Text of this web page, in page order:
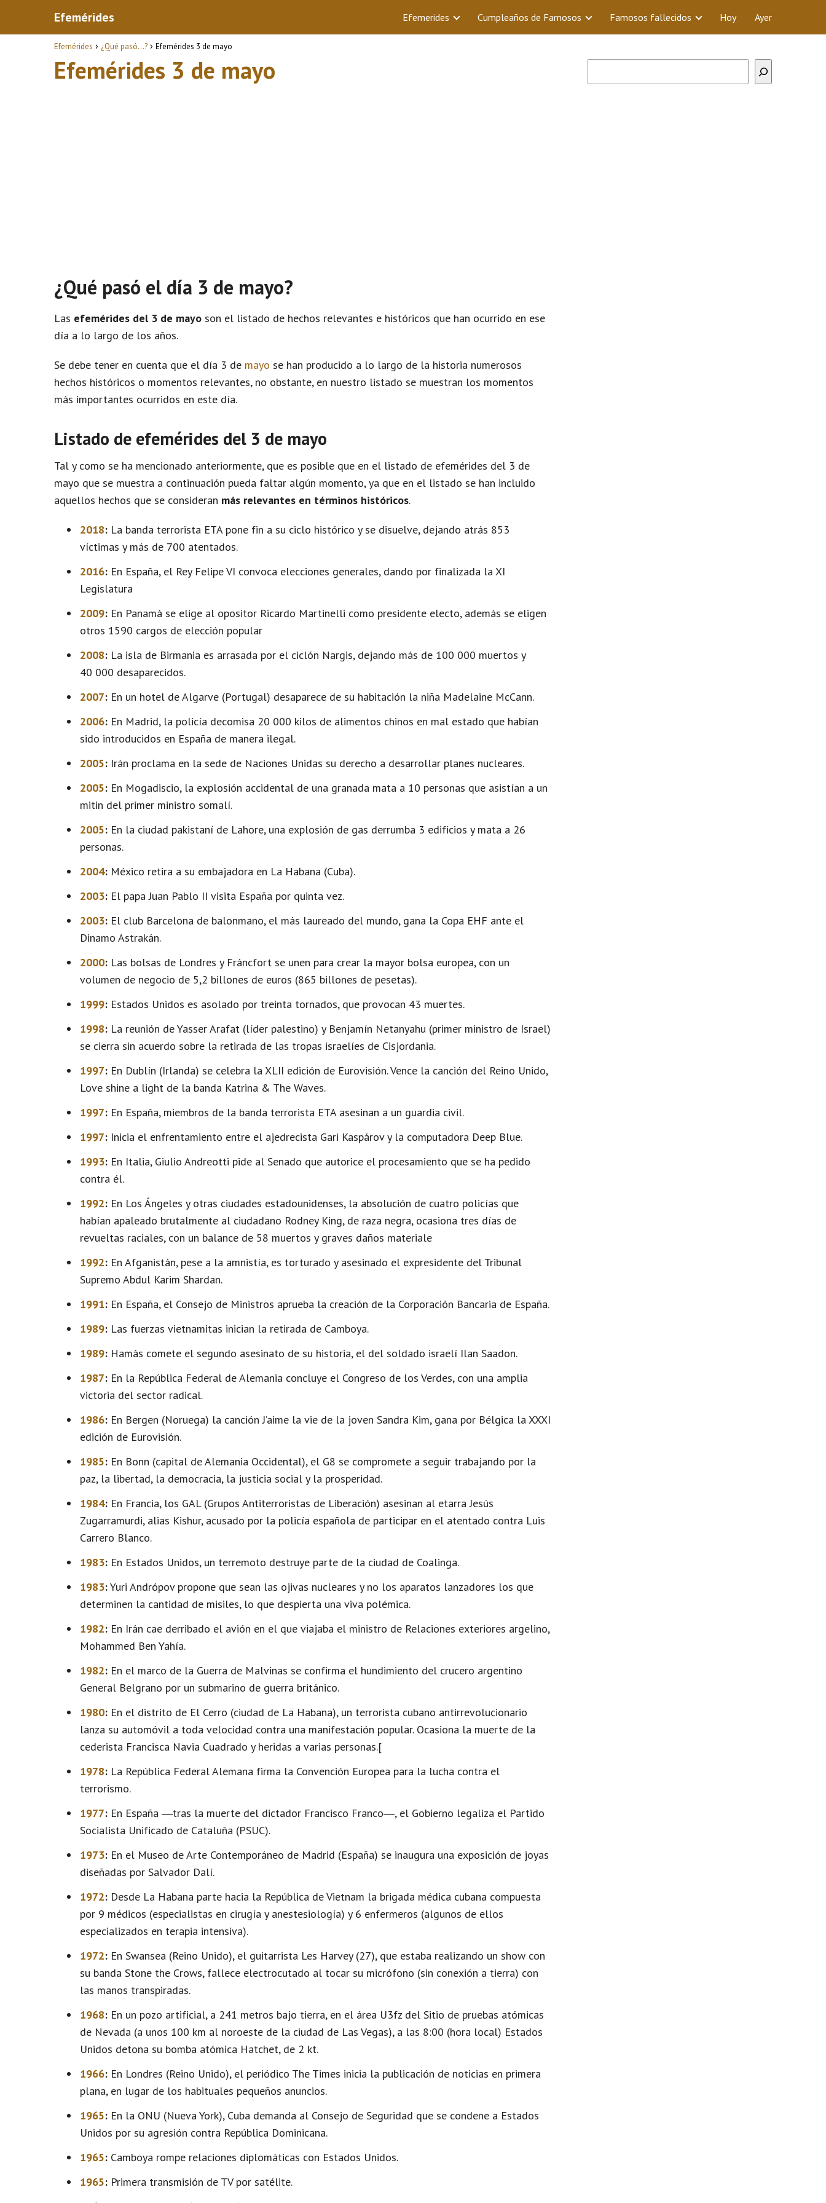
Efemérides Efemerides Cumpleaños de Famosos Famosos fallecidos Hoy Ayer
Efemérides ¿Qué pasó...? Efemérides 3 de mayo
Efemérides 3 de mayo
¿Qué pasó el día 3 de mayo?
Las efemérides del 3 de mayo son el listado de hechos relevantes e históricos que han ocurrido en ese
día a lo largo de los años.
Se debe tener en cuenta que el día 3 de mayo se han producido a lo largo de la historia numerosos
hechos históricos o momentos relevantes, no obstante, en nuestro listado se muestran los momentos
más importantes ocurridos en este día.
Listado de efemérides del 3 de mayo
Tal y como se ha mencionado anteriormente, que es posible que en el listado de efemérides del 3 de
mayo que se muestra a continuación pueda faltar algún momento, ya que en el listado se han incluido
aquellos hechos que se consideran más relevantes en términos históricos.
2018: La banda terrorista ETA pone fin a su ciclo histórico y se disuelve, dejando atrás 853
víctimas y más de 700 atentados.
2016: En España, el Rey Felipe VI convoca elecciones generales, dando por finalizada la XI
Legislatura
2009: En Panamá se elige al opositor Ricardo Martinelli como presidente electo, además se eligen
otros 1590 cargos de elección popular
2008: La isla de Birmania es arrasada por el ciclón Nargis, dejando más de 100 000 muertos y
40 000 desaparecidos.
2007: En un hotel de Algarve (Portugal) desaparece de su habitación la niña Madelaine McCann.
2006: En Madrid, la policía decomisa 20 000 kilos de alimentos chinos en mal estado que habían
sido introducidos en España de manera ilegal.
2005: Irán proclama en la sede de Naciones Unidas su derecho a desarrollar planes nucleares.
2005: En Mogadiscio, la explosión accidental de una granada mata a 10 personas que asistían a un
mitin del primer ministro somalí.
2005: En la ciudad pakistaní de Lahore, una explosión de gas derrumba 3 edificios y mata a 26
personas.
2004: México retira a su embajadora en La Habana (Cuba).
2003: El papa Juan Pablo II visita España por quinta vez.
2003: El club Barcelona de balonmano, el más laureado del mundo, gana la Copa EHF ante el
Dinamo Astrakán.
2000: Las bolsas de Londres y Fráncfort se unen para crear la mayor bolsa europea, con un
volumen de negocio de 5,2 billones de euros (865 billones de pesetas).
1999: Estados Unidos es asolado por treinta tornados, que provocan 43 muertes.
1998: La reunión de Yasser Arafat (líder palestino) y Benjamín Netanyahu (primer ministro de Israel)
se cierra sin acuerdo sobre la retirada de las tropas israelíes de Cisjordania.
1997: En Dublín (Irlanda) se celebra la XLII edición de Eurovisión. Vence la canción del Reino Unido,
Love shine a light de la banda Katrina & The Waves.
1997: En España, miembros de la banda terrorista ETA asesinan a un guardia civil.
1997: Inicia el enfrentamiento entre el ajedrecista Gari Kaspárov y la computadora Deep Blue.
1993: En Italia, Giulio Andreotti pide al Senado que autorice el procesamiento que se ha pedido
contra él.
1992: En Los Ángeles y otras ciudades estadounidenses, la absolución de cuatro policías que
habían apaleado brutalmente al ciudadano Rodney King, de raza negra, ocasiona tres días de
revueltas raciales, con un balance de 58 muertos y graves daños materiale
1992: En Afganistán, pese a la amnistía, es torturado y asesinado el expresidente del Tribunal
Supremo Abdul Karim Shardan.
1991: En España, el Consejo de Ministros aprueba la creación de la Corporación Bancaria de España.
1989: Las fuerzas vietnamitas inician la retirada de Camboya.
1989: Hamás comete el segundo asesinato de su historia, el del soldado israelí Ilan Saadon.
1987: En la República Federal de Alemania concluye el Congreso de los Verdes, con una amplia
victoria del sector radical.
1986: En Bergen (Noruega) la canción J’aime la vie de la joven Sandra Kim, gana por Bélgica la XXXI
edición de Eurovisión.
1985: En Bonn (capital de Alemania Occidental), el G8 se compromete a seguir trabajando por la
paz, la libertad, la democracia, la justicia social y la prosperidad.
1984: En Francia, los GAL (Grupos Antiterroristas de Liberación) asesinan al etarra Jesús
Zugarramurdi, alias Kishur, acusado por la policía española de participar en el atentado contra Luis
Carrero Blanco.
1983: En Estados Unidos, un terremoto destruye parte de la ciudad de Coalinga.
1983:Yuri Andrópov propone que sean las ojivas nucleares y no los aparatos lanzadores los que
determinen la cantidad de misiles, lo que despierta una viva polémica.
1982: En Irán cae derribado el avión en el que viajaba el ministro de Relaciones exteriores argelino,
Mohammed Ben Yahía.
1982: En el marco de la Guerra de Malvinas se confirma el hundimiento del crucero argentino
General Belgrano por un submarino de guerra británico.
1980: En el distrito de El Cerro (ciudad de La Habana), un terrorista cubano antirrevolucionario
lanza su automóvil a toda velocidad contra una manifestación popular. Ocasiona la muerte de la
cederista Francisca Navia Cuadrado y heridas a varias personas.[
1978: La República Federal Alemana firma la Convención Europea para la lucha contra el
terrorismo.
1977: En España ―tras la muerte del dictador Francisco Franco―, el Gobierno legaliza el Partido
Socialista Unificado de Cataluña (PSUC).
1973: En el Museo de Arte Contemporáneo de Madrid (España) se inaugura una exposición de joyas
diseñadas por Salvador Dalí.
1972: Desde La Habana parte hacia la República de Vietnam la brigada médica cubana compuesta
por 9 médicos (especialistas en cirugía y anestesiología) y 6 enfermeros (algunos de ellos
especializados en terapia intensiva).
1972: En Swansea (Reino Unido), el guitarrista Les Harvey (27), que estaba realizando un show con
su banda Stone the Crows, fallece electrocutado al tocar su micrófono (sin conexión a tierra) con
las manos transpiradas.
1968: En un pozo artificial, a 241 metros bajo tierra, en el área U3fz del Sitio de pruebas atómicas
de Nevada (a unos 100 km al noroeste de la ciudad de Las Vegas), a las 8:00 (hora local) Estados
Unidos detona su bomba atómica Hatchet, de 2 kt.
1966: En Londres (Reino Unido), el periódico The Times inicia la publicación de noticias en primera
plana, en lugar de los habituales pequeños anuncios.
1965: En la ONU (Nueva York), Cuba demanda al Consejo de Seguridad que se condene a Estados
Unidos por su agresión contra República Dominicana.
1965: Camboya rompe relaciones diplomáticas con Estados Unidos.
1965: Primera transmisión de TV por satélite.